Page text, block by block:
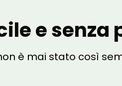
e senza
è mai stato così